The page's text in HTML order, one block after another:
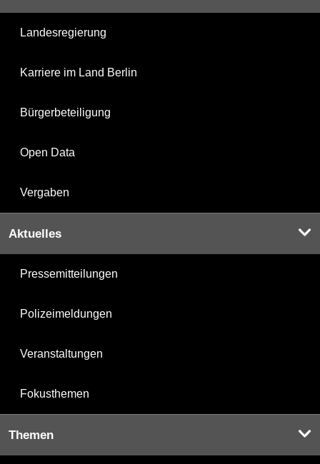
Landesregierung
Karriere im Land Berlin
Bürgerbeteiligung
Open Data
Vergaben
Aktuelles
Pressemitteilungen
Polizeimeldungen
Veranstaltungen
Fokusthemen
Themen